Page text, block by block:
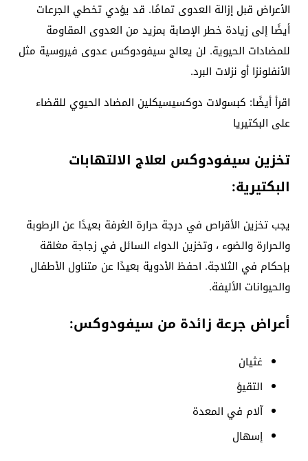
الأعراض قبل إزالة العدوى تمامًا. قد يؤدي تخطي الجرعات
أيضًا إلى زيادة خطر الإصابة بمزيد من العدوى المقاومة
للمضادات الحيوية. لن يعالج سيفودوكس عدوى فيروسية مثل
الأنفلونزا أو نزلات البرد.
اقرأ أيضًا: كبسولات دوكسيسيكلين المضاد الحيوي للقضاء
على البكتيريا
تخزين سيفودوكس لعلاج الالتهابات
البكتيرية:
يجب تخزين الأقراص في درجة حرارة الغرفة بعيدًا عن الرطوبة
والحرارة والضوء ، وتخزين الدواء السائل في زجاجة مغلقة
بإحكام في الثلاجة. احفظ الأدوية بعيدًا عن متناول الأطفال
والحيوانات الأليفة.
أعراض جرعة زائدة من سيفودوكس:
غثيان
التقيؤ
آلام في المعدة
إسهال